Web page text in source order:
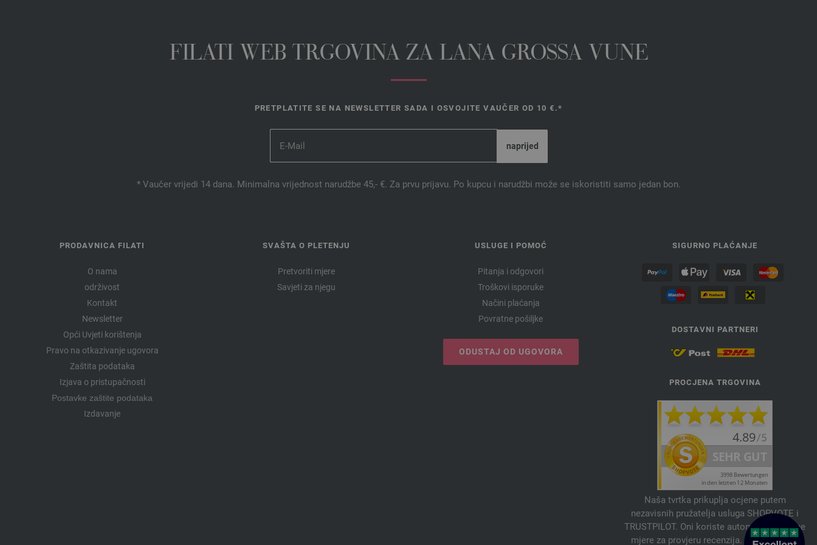
FILATI WEB TRGOVINA ZA LANA GROSSA VUNE
PRETPLATITE SE NA NEWSLETTER SADA I OSVOJITE VAUČER OD 10 €.*
* Vaučer vrijedi 14 dana. Minimalna vrijednost narudžbe 45,- €. Za prvu prijavu. Po kupcu i narudžbi može se iskoristiti samo jedan bon.
PRODAVNICA FILATI
O nama
održivost
Kontakt
Newsletter
Opći Uvjeti korištenja
Pravo na otkazivanje ugovora
Zaštita podataka
Izjava o pristupačnosti
Postavke zaštite podataka
Izdavanje
SVAŠTA O PLETENJU
Pretvoriti mjere
Savjeti za njegu
USLUGE I POMOĆ
Pitanja i odgovori
Troškovi isporuke
Načini plaćanja
Povratne pošiljke
ODUSTAJ OD UGOVORA
SIGURNO PLAĆANJE
DOSTAVNI PARTNERI
PROCJENA TRGOVINA
Naša tvrtka prikuplja ocjene putem
nezavisnih pružatelja usluga SHOPVOTE i
TRUSTPILOT. Oni koriste automatske i ručne
mjere za provjeru recenzija. Informacije o